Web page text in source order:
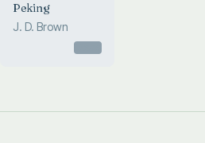
Peking
J. D. Brown